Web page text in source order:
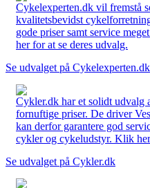
Cykelexperten.dk vil fremstå
kvalitetsbevidst
gode priser samt service
her for at se deres udvalg.
Se udvalget på Cykelexperten.dk
Cykler.dk har et solidt udvalg
fornuftige priser. De driver
kan derfor garantere god
cykler og cykeludstyr. Klik
Se udvalget på Cykler.dk